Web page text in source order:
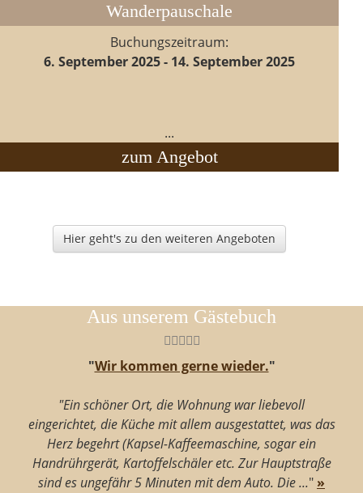
Wanderpauschale
Buchungszeitraum:
6. September 2025 - 14. September 2025
...
zum Angebot
Hier geht's zu den weiteren Angeboten
Aus unserem Gästebuch
"Wir kommen gerne wieder."
"Ein schöner Ort, die Wohnung war liebevoll
eingerichtet, die Küche mit allem ausgestattet, was das
Herz begehrt (Kapsel-Kaffeemaschine, sogar ein
Handrührgerät, Kartoffelschäler etc. Zur Hauptstraße
sind es ungefähr 5 Minuten mit dem Auto. Die ..." »